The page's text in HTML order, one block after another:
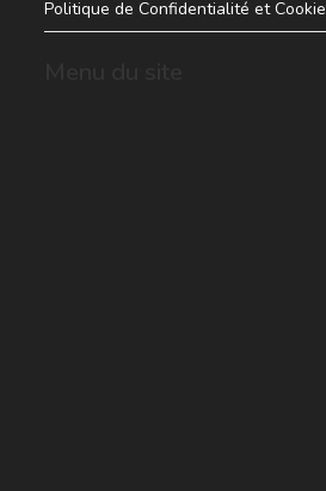
Politique de Confidentialité et Cookie